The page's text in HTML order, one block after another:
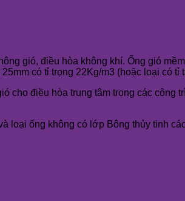
gió, điều hòa không khí. Ống gió
có tỉ trọng 22Kg/m3 (hoặc loại có tỉ
cho điều hòa trung tâm trong các công
loại ống không có lớp Bông thủy tinh